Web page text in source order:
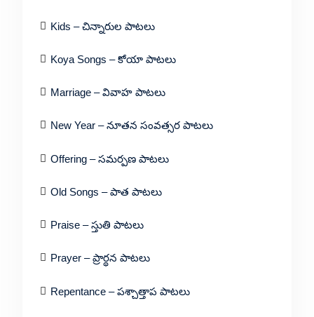
Kids – చిన్నారుల పాటలు
Koya Songs – కోయా పాటలు
Marriage – వివాహ పాటలు
New Year – నూతన సంవత్సర పాటలు
Offering – సమర్పణ పాటలు
Old Songs – పాత పాటలు
Praise – స్తుతి పాటలు
Prayer – ప్రార్థన పాటలు
Repentance – పశ్చాత్తాప పాటలు